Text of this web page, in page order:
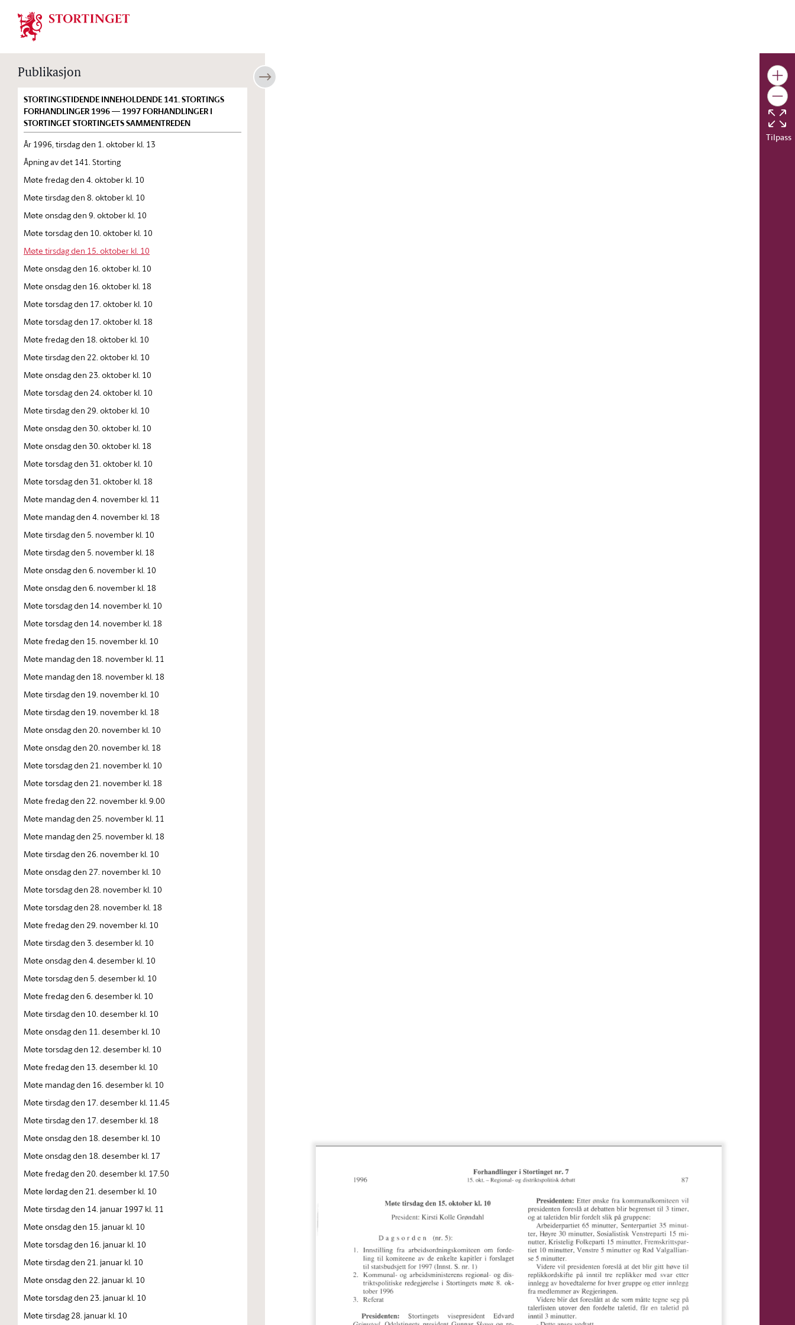
Stortinget.no
Publikasjon
STORTINGSTIDENDE INNEHOLDENDE 141. STORTINGS
FORHANDLINGER 1996 — 1997 FORHANDLINGER I
STORTINGET STORTINGETS SAMMENTREDEN
År 1996, tirsdag den 1. oktober kl. 13
Åpning av det 141. Storting
Møte fredag den 4. oktober kl. 10
Møte tirsdag den 8. oktober kl. 10
Møte onsdag den 9. oktober kl. 10
Møte torsdag den 10. oktober kl. 10
Møte tirsdag den 15. oktober kl. 10
Møte onsdag den 16. oktober kl. 10
Møte onsdag den 16. oktober kl. 18
Møte torsdag den 17. oktober kl. 10
Møte torsdag den 17. oktober kl. 18
Møte fredag den 18. oktober kl. 10
Møte tirsdag den 22. oktober kl. 10
Møte onsdag den 23. oktober kl. 10
Møte torsdag den 24. oktober kl. 10
Møte tirsdag den 29. oktober kl. 10
Møte onsdag den 30. oktober kl. 10
Møte onsdag den 30. oktober kl. 18
Møte torsdag den 31. oktober kl. 10
Møte torsdag den 31. oktober kl. 18
Møte mandag den 4. november kl. 11
Møte mandag den 4. november kl. 18
Møte tirsdag den 5. november kl. 10
Møte tirsdag den 5. november kl. 18
Møte onsdag den 6. november kl. 10
Møte onsdag den 6. november kl. 18
Møte torsdag den 14. november kl. 10
Møte torsdag den 14. november kl. 18
Møte fredag den 15. november kl. 10
Møte mandag den 18. november kl. 11
Møte mandag den 18. november kl. 18
Møte tirsdag den 19. november kl. 10
Møte tirsdag den 19. november kl. 18
Møte onsdag den 20. november kl. 10
Møte onsdag den 20. november kl. 18
Møte torsdag den 21. november kl. 10
Møte torsdag den 21. november kl. 18
Møte fredag den 22. november kl. 9.00
Møte mandag den 25. november kl. 11
Møte mandag den 25. november kl. 18
Møte tirsdag den 26. november kl. 10
Møte onsdag den 27. november kl. 10
Møte torsdag den 28. november kl. 10
Møte torsdag den 28. november kl. 18
Møte fredag den 29. november kl. 10
Møte tirsdag den 3. desember kl. 10
Møte onsdag den 4. desember kl. 10
Møte torsdag den 5. desember kl. 10
Møte fredag den 6. desember kl. 10
Møte tirsdag den 10. desember kl. 10
Møte onsdag den 11. desember kl. 10
Møte torsdag den 12. desember kl. 10
Møte fredag den 13. desember kl. 10
Møte mandag den 16. desember kl. 10
Møte tirsdag den 17. desember kl. 11.45
Møte tirsdag den 17. desember kl. 18
Møte onsdag den 18. desember kl. 10
Møte onsdag den 18. desember kl. 17
Møte fredag den 20. desember kl. 17.50
Møte lørdag den 21. desember kl. 10
Møte tirsdag den 14. januar 1997 kl. 11
Møte onsdag den 15. januar kl. 10
Møte torsdag den 16. januar kl. 10
Møte tirsdag den 21. januar kl. 10
Møte onsdag den 22. januar kl. 10
Møte torsdag den 23. januar kl. 10
Møte tirsdag 28. januar kl. 10